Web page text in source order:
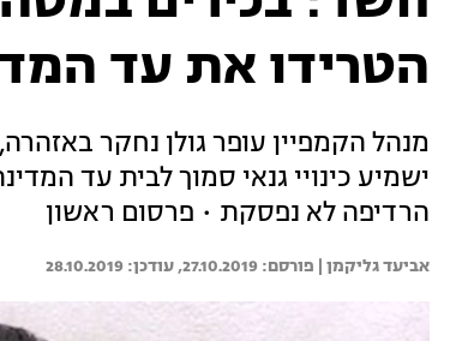
הטרידו את עד
מנהל הקמפיין עופר גולן נחקר
הרדיפה לא נפסקת • פרסום ראשון
אביעד גליקמן | 27.10.2019
28.10.2019